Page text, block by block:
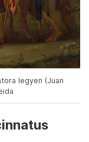
legyen (Juan